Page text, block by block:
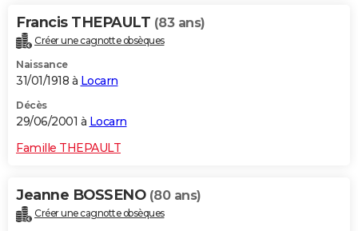
Francis THEPAULT (83 ans)
Créer une cagnotte obsèques
Naissance
31/01/1918 à Locarn
Décès
29/06/2001 à Locarn
Famille THEPAULT
Jeanne BOSSENO (80 ans)
Créer une cagnotte obsèques